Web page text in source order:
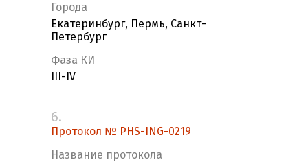
Города
Екатеринбург, Пермь, Санкт-
Петербург
Фаза КИ
III-IV
6.
Протокол № PHS-ING-0219
Название протокола